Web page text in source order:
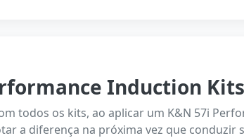
Induction Kits
todos os kits, ao aplicar um K&N 57i
a diferença na próxima vez que conduzir